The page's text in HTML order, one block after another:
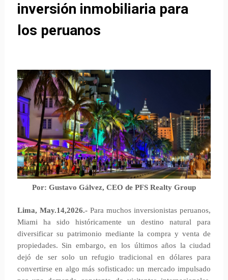
inversión inmobiliaria para
los peruanos
Por: Gustavo Gálvez, CEO de PFS Realty Group
Lima, May.14,2026.-Para muchos inversionistas peruanos,
Miami ha sido históricamente un destino natural para
diversificar su patrimonio mediante la compra y venta de
propiedades. Sin embargo, en los últimos años la ciudad
dejó de ser solo un refugio tradicional en dólares para
convertirse en algo más sofisticado: un mercado impulsado